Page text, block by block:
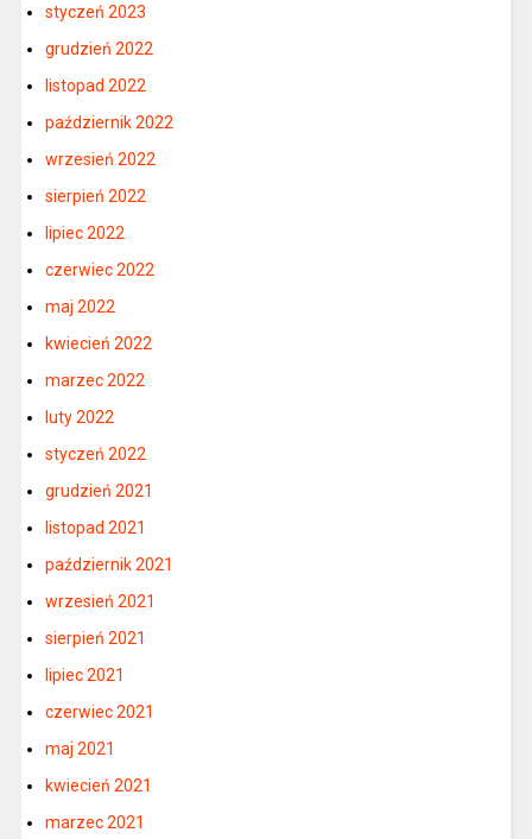
styczeń 2023
grudzień 2022
listopad 2022
październik 2022
wrzesień 2022
sierpień 2022
lipiec 2022
czerwiec 2022
maj 2022
kwiecień 2022
marzec 2022
luty 2022
styczeń 2022
grudzień 2021
listopad 2021
październik 2021
wrzesień 2021
sierpień 2021
lipiec 2021
czerwiec 2021
maj 2021
kwiecień 2021
marzec 2021